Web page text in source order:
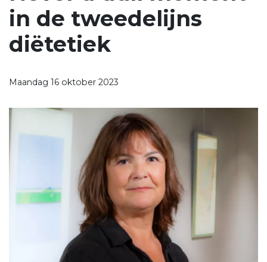
in de tweedelijns
diëtetiek
Maandag 16 oktober 2023